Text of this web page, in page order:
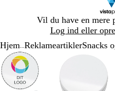
Vil du have en mere
Log ind eller
1
Hjem ReklameartiklerSnacks
Zoombart
billede
Zoomet
til
minimum
Klik
for
udvide
Brug
tasterne
plus
og
billede
udvide
tasterne
Slide
1
af